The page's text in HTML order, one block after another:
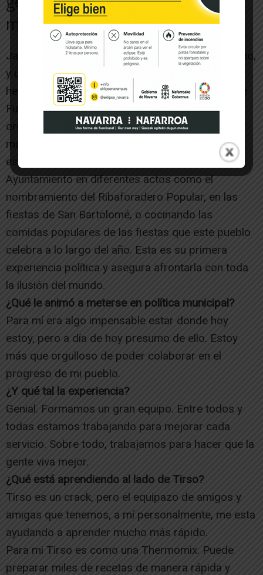
mejor”
Javier Pérez Marqués tiene 59 años, es autónomo,
y una de sus pasiones es el motociclismo. De
hecho, es el presidente del Motoclub Caballos de
Fuego de Ribaforada que, desde hace 24 años,
organiza en Agosto una de las concentraciones
más importantes del norte de España. Además,
este colectivo colabora permanentemente con el
Ayuntamiento en diferentes actos como el
nombramiento del Ribaforadero Popular, en las
fiestas de San Bartolomé, o cocinando las
comidas populares de las fiestas que este pueblo
celebra a lo largo del año. Esta es su primera
experiencia política y asegura afrontarla con toda
la ilusión del mundo.
¿Qué le animó a meterse en política municipal?
Para mí era algo impensable estar donde hoy
estoy, pero a día de hoy presumo de ello. Estoy
más que orgulloso de poder colaborar en el
progreso de mi pueblo.
¿Y qué tal la experiencia?
Genial. Formamos un gran equipo. Entre todos y
todas estamos trabajando para mejorar cada
servicio. Sobre todo, trabajamos para hacer que la
gente viva mejor.
¿Qué está aprendiendo al lado de Tirso?
Tirso es un crack, pero el equipazo de amigos y
amigas que tenemos, a mí personalmente, me esta
ayudando a aprender mucho más rápido.
Para mi Tirso es como una Thermomix. Puede
preparar miles de recetas de manera rápida y